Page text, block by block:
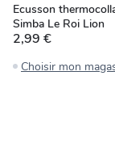
Ecusson
Simba Le Roi Lion
2,99 €
Choisir mon